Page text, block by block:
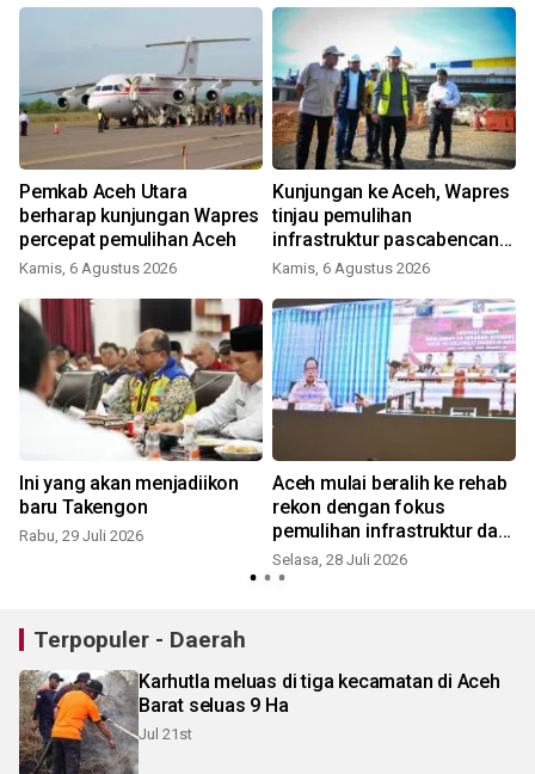
Pemkab Aceh Utara
berharap kunjungan Wapres
percepat pemulihan Aceh
Kamis, 6 Agustus 2026
Kunjungan ke Aceh, Wapres
tinjau pemulihan
infrastruktur pascabencana
di Aceh
Kamis, 6 Agustus 2026
Ini yang akan menjadiikon
baru Takengon
Rabu, 29 Juli 2026
Aceh mulai beralih ke rehab
rekon dengan fokus
pemulihan infrastruktur dan
huntap
Selasa, 28 Juli 2026
Terpopuler - Daerah
Karhutla meluas di tiga kecamatan di Aceh
Barat seluas 9 Ha
Jul 21st